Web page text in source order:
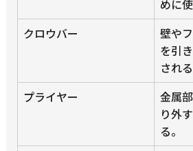
めに
クロウバー
壁や
を引
される
プライヤー
金属
り外
る。